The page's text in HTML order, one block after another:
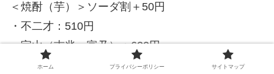
＜焼酎（芋）＞ソーダ割＋50円
・不二才：510円
・宝山（吉兆・富乃）：620円
・佐藤 黒（入荷次第）：870円
ホーム プライバシーポリシー サイトマップ